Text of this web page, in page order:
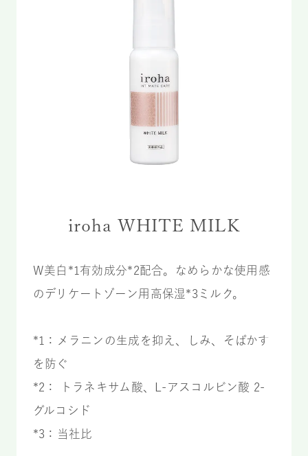
iroha WHITE MILK
W美白*1有効成分*2配合。なめらかな使用感
のデリケートゾーン用高保湿*3ミルク。
*1：メラニンの生成を抑え、しみ、そばかす
を防ぐ
*2： トラネキサム酸、L-アスコルビン酸 2-
グルコシド
*3：当社比